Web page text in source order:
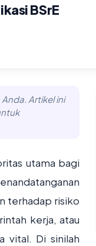
BSrE
Artikel ini
utama bagi
terhadap risiko
kerja, atau
vital. Di sinilah